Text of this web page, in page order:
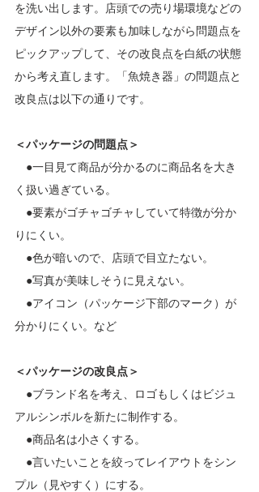
を洗い出します。店頭での売り場環境などの
デザイン以外の要素も加味しながら問題点を
ピックアップして、その改良点を白紙の状態
から考え直します。「魚焼き器」の問題点と
改良点は以下の通りです。
＜パッケージの問題点＞
●一目見て商品が分かるのに商品名を大き
く扱い過ぎている。
●要素がゴチャゴチャしていて特徴が分か
りにくい。
●色が暗いので、店頭で目立たない。
●写真が美味しそうに見えない。
●アイコン（パッケージ下部のマーク）が
分かりにくい。など
＜パッケージの改良点＞
●ブランド名を考え、ロゴもしくはビジュ
アルシンボルを新たに制作する。
●商品名は小さくする。
●言いたいことを絞ってレイアウトをシン
プル（見やすく）にする。